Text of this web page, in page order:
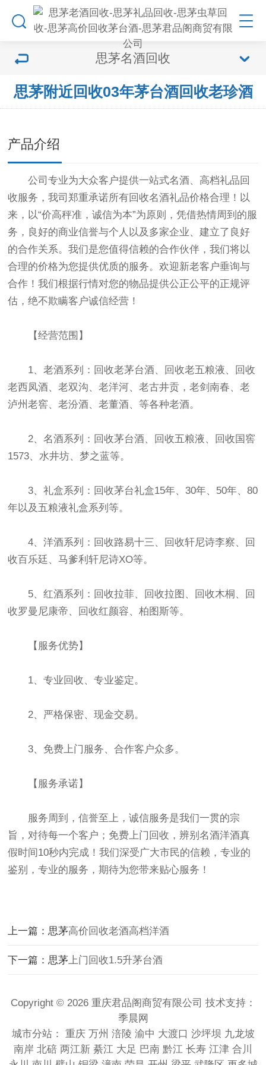
思茅名酒回收
思茅附近回收03年茅台酒回收老珍酒
产品介绍
公司专业为大众客户提供一站式名酒、高档礼品回
收服务，我司郑重承诺所有回收名酒礼品价格合理！以
来，以“价高秤准，诚信为本”为原则，凭借热情周到的服
务，良好的商业信誉与个人以及多家企业、建立了良好
的合作关系。我们是您值得信赖的合作伙伴，我们将以
合理的价格为您提供优质的服务。欢迎新老客户垂询与
合作！我们根据行情对您的物品提供公正公平的正规评
估，绝不欺瞒客户诚信经营！
【经营范围】
1、老酒系列：回收老茅台酒、回收老五粮液、回收
老西凤酒、老双沟、老洋河、老古井贡，老剑南春、老
泸州老窖、老汾酒、老董酒、等各种老酒。
2、名酒系列：回收茅台酒、回收五粮液、回收国窖
1573、水井坊、梦之蓝等。
3、礼盒系列：回收茅台礼盒15年、30年、50年、80
年以及五粮液礼盒系列等。
4、洋酒系列：回收路易十三、回收轩尼诗李察、回
收百乐廷、马爹利轩尼诗XO等。
5、红酒系列：回收拉菲、回收拉图、回收木桐、回
收罗曼尼康帝、回收红颜容、柏图斯等。
【服务优势】
1、专业回收、专业鉴定。
2、严格保密、现金交易。
3、免费上门服务、合作客户众多。
【服务承诺】
服务周到，信誉至上，诚信服务是我们一贯的宗
旨，对待每一个客户；免费上门回收，辨别名酒洋酒真
假时间10秒内完成！我们深受广大市民的信赖，专业的
鉴别，专业的服务，期待为您带来贴心服务！
上一篇：思茅高价回收老酒高档洋酒
下一篇：思茅上门回收1.5升茅台酒
Copyright © 2026 重庆君品阁商贸有限公司 技术支持：
季晨网
城市分站： 重庆 万州 涪陵 渝中 大渡口 沙坪坝 九龙坡
南岸 北碚 两江新 綦江 大足 巴南 黔江 长寿 江津 合川